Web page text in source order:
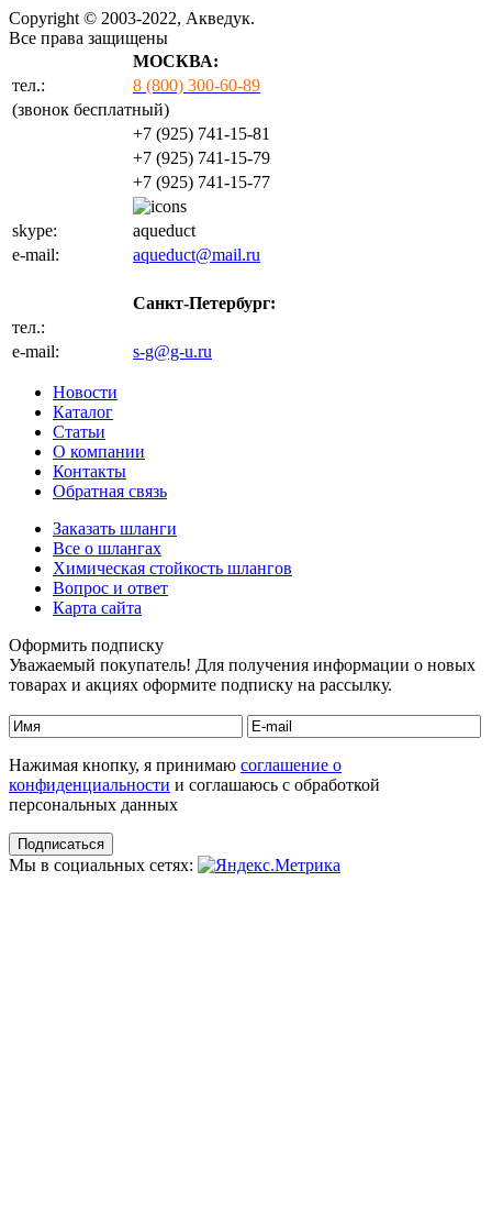
Copyright © 2003-2022, Акведук.
Все права защищены
МОСКВА:
тел.:
8 (800) 300-60-89
(звонок бесплатный)
+7 (925) 741-15-81
+7 (925) 741-15-79
+7 (925) 741-15-77
skype:
aqueduct
e-mail:
aqueduct@mail.ru
Санкт-Петербург:
тел.:
e-mail:
s-g@g-u.ru
Новости
Каталог
Статьи
О компании
Контакты
Обратная связь
Заказать шланги
Все о шлангах
Химическая стойкость шлангов
Вопрос и ответ
Карта сайта
Оформить подписку
Уважаемый покупатель! Для получения информации о новых
товарах и акциях оформите подписку на рассылку.
Нажимая кнопку, я принимаю соглашение о
конфиденциальности и соглашаюсь с обработкой
персональных данных
Мы в социальных сетях: